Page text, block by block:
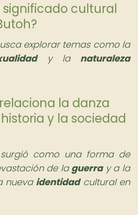
significado cultural
explorar temas como la
y la naturaleza
la danza
y la sociedad
como una forma de
de laguerray a la
nueva identidadcultural en